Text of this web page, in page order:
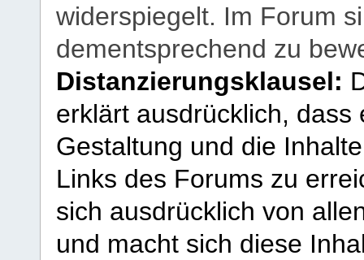
widerspiegelt. Im Forum
dementsprechend zu
Distanzierungsklausel:
erklärt ausdrücklich,
Gestaltung und die
Links des Forums zu
sich ausdrücklich von
und macht sich diese